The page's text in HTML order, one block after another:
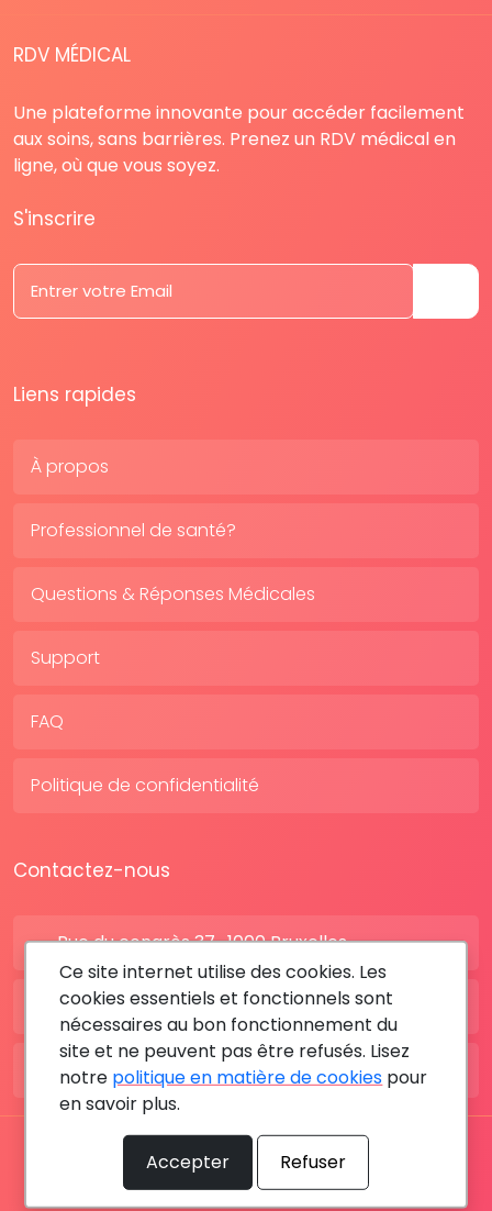
RDV MÉDICAL
Une plateforme innovante pour accéder facilement
aux soins, sans barrières. Prenez un RDV médical en
ligne, où que vous soyez.
S'inscrire
Liens rapides
À propos
Professionnel de santé?
Questions & Réponses Médicales
Support
FAQ
Politique de confidentialité
Contactez-nous
Rue du congrès 37 , 1000 Bruxelles
BE: +32 28080227
FR: +33 183642895
Tous les droits sont réservés © 2026 RDV MÉDICAL By
MediaSatCom
Ce site internet utilise des cookies. Les
cookies essentiels et fonctionnels sont
nécessaires au bon fonctionnement du
site et ne peuvent pas être refusés. Lisez
notre politique en matière de cookies pour
en savoir plus.
Accepter Refuser